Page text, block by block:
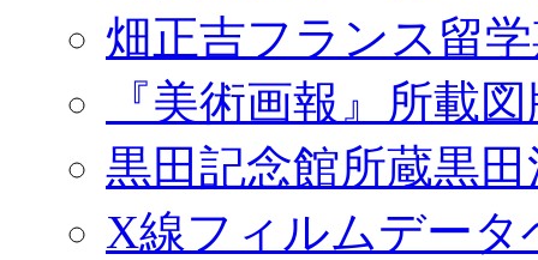
畑正吉フランス留
『美術画報』所載
黒田記念館所蔵黒
X線フィルムデータ